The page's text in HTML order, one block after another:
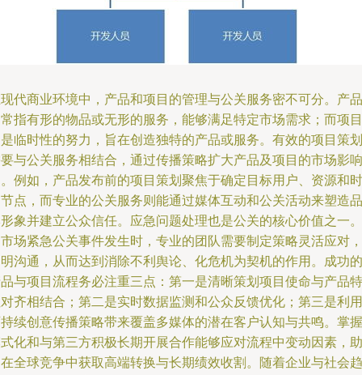
代商业环境中，产品和项目的管理与公关服务密不可分。产品
指有形的物品或无形的服务，能够满足特定市场需求；而项目
临时性的努力，旨在创造独特的产品或服务。有效的项目策划
与公关服务相结合，通过传播策略扩大产品及项目的市场影响
例如，产品发布前的项目策划聚焦于确定目标用户、资源和时
点，而专业的公关服务则能通过媒体互动和公关活动来塑造品
象并建立公众信任。应急问题处理也是公关的核心价值之一。
场紧急公关事件发生时，专业的团队需要制定策略灵活应对，
沟通，从而达到消除不利舆论、化危机为契机的作用。成功的
与项目流程务必注重三点：第一是清晰策划项目使命与产品特
齐相结合；第二是实时数据监测和公众反馈优化；第三是利用
续创意传播策略带来覆盖多媒体的潜在客户认知与共鸣。掌握
化和与第三方积极长期开展合作能够应对流程中变动因素，助
全球竞争中获取高端转换与长期绩效收割。随着企业与社会趋